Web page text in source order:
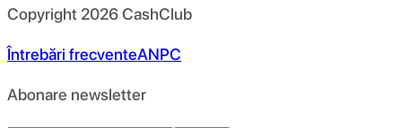
Copyright 2026CashClub
Întrebări frecventeANPC
Abonare newsletter